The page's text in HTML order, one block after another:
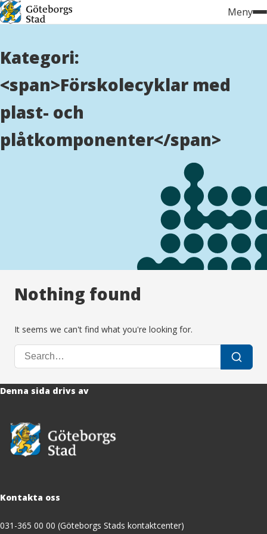
Hoppa
till
Meny
Kategori:
<span>Förskolecyklar med
plast- och
plåtkomponenter</span>
Nothing found
It seems we can't find what you're looking for.
Search
for:
Search
Denna sida drivs av
Kontakta oss
031-365 00 00 (Göteborgs Stads kontaktcenter)